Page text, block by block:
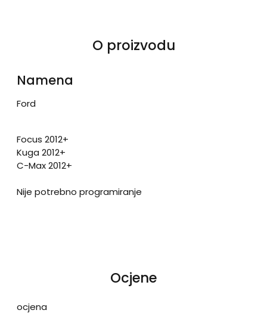
O proizvodu
Namena
Ford
Focus 2012+
Kuga 2012+
C-Max 2012+
Nije potrebno programiranje
Ocjene
ocjena